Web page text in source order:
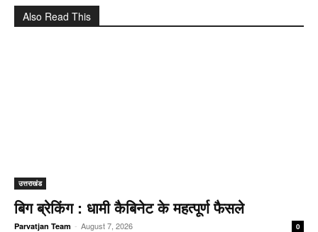
Also Read This
उत्तराखंड
बिग ब्रेकिंग : धामी कैबिनेट के महत्पूर्ण फैसले
Parvatjan Team - August 7, 2026 0